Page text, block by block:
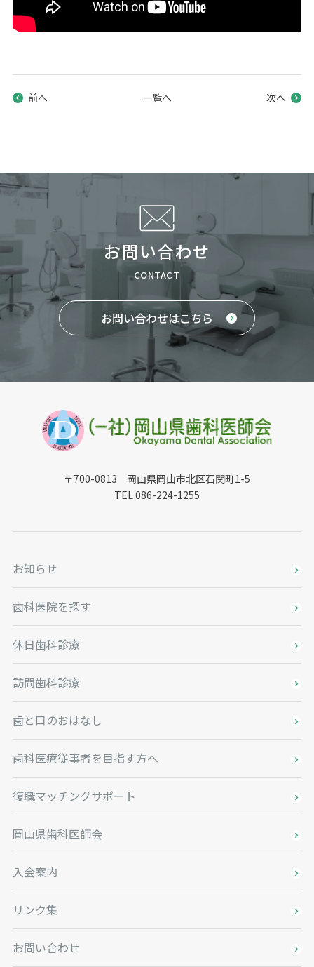
前へ 一覧へ 次へ
お問い合わせ
CONTACT
お問い合わせはこちら
〒700-0813 岡山県岡山市北区石関町1-5
TEL 086-224-1255
お知らせ
歯科医院を探す
休日歯科診療
訪問歯科診療
歯と口のおはなし
歯科医療従事者を目指す方へ
復職マッチングサポート
岡山県歯科医師会
入会案内
リンク集
お問い合わせ